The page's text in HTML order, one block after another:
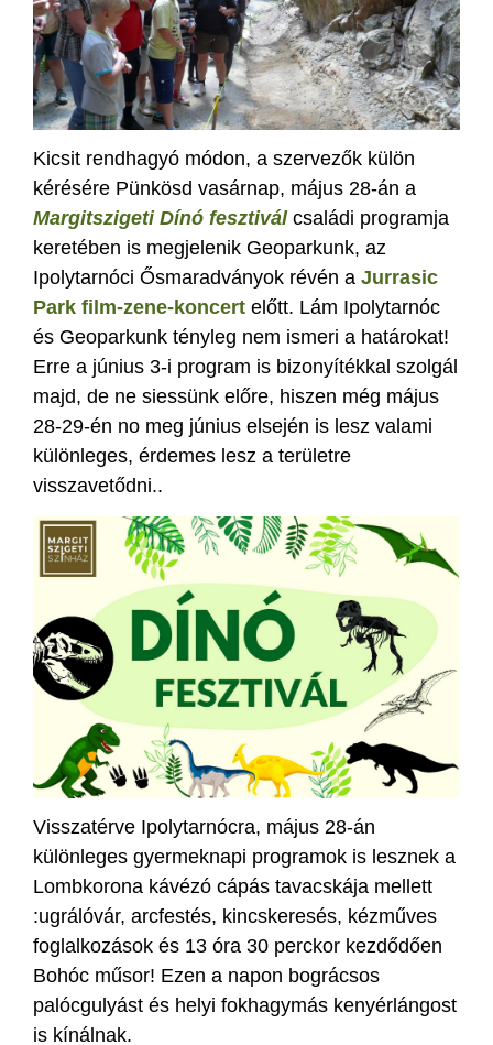
Kicsit rendhagyó módon, a szervezők külön
kérésére Pünkösd vasárnap, május 28-án a
Margitszigeti Dínó fesztiválcsaládi programja
keretében is megjelenik Geoparkunk, az
Ipolytarnóci Ősmaradványok révén a Jurrasic
Park film-zene-koncert előtt. Lám Ipolytarnóc
és Geoparkunk tényleg nem ismeri a határokat!
Erre a június 3-i program is bizonyítékkal szolgál
majd, de ne siessünk előre, hiszen még május
28-29-én no meg június elsején is lesz valami
különleges, érdemes lesz a területre
visszavetődni..
Visszatérve Ipolytarnócra, május 28-án
különleges gyermeknapi programok is lesznek a
Lombkorona kávézó cápás tavacskája mellett
:ugrálóvár, arcfestés, kincskeresés, kézműves
foglalkozások és 13 óra 30 perckor kezdődően
Bohóc műsor! Ezen a napon bográcsos
palócgulyást és helyi fokhagymás kenyérlángost
is kínálnak.